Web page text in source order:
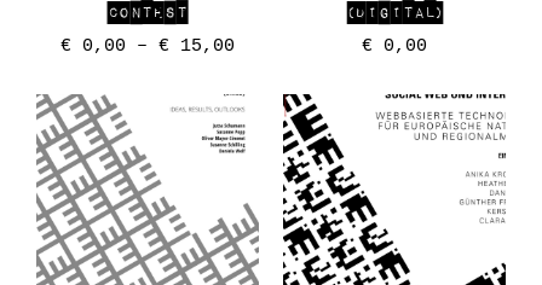
CONTEST
€ 0,00 – € 15,00
(DIGITAL)
€ 0,00